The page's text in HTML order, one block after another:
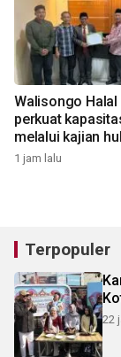
Walisongo Halal
perkuat
melalui kajian
jaminan produk
1 jam lalu
Terpopuler
22